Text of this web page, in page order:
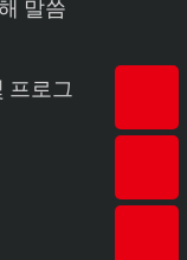
말씀
프로그